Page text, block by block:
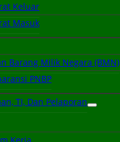
Keluar
Masuk
Barang Milik Negara (BMN)
PNBP
TI, Dan Pelaporan